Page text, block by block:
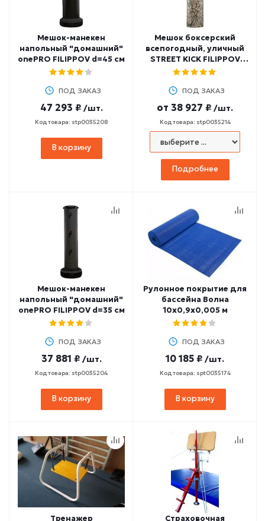
Мешок-манекен
напольный "домашний"
onePRO FILIPPOV d=45 см
ПОД ЗАКАЗ
47 293 ₽ /шт.
Код товара: stp0035208
В корзину
Мешок боксерский
всепогодный, уличный
STREET KICK FILIPPOV
(антивандальный пвх
ПОД ЗАКАЗ
от 38 927 ₽ /шт.
Код товара: stp0035214
Подробнее
Мешок-манекен
напольный "домашний"
onePRO FILIPPOV d=35 см
ПОД ЗАКАЗ
37 881 ₽ /шт.
Код товара: stp0035204
В корзину
Рулонное покрытие для
бассейна Волна
10х0,9х0,005 м
ПОД ЗАКАЗ
10 185 ₽ /шт.
Код товара: spt0035174
В корзину
Тренажер
Страховочная